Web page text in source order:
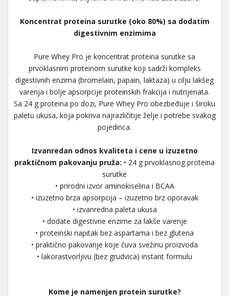
Koncentrat proteina surutke (oko 80%) sa dodatim
digestivnim enzimima
Pure Whey Pro je koncentrat proteina surutke sa
prvoklasnim proteinom surutke koji sadrži kompleks
digestivnih enzima (bromelain, papain, laktaza) u cilju lakšeg
varenja i bolje apsorpcije proteinskih frakcija i nutrijenata.
Sa 24 g proteina po dozi, Pure Whey Pro obezbeđuje i široku
paletu ukusa, koja pokriva najrazličitije želje i potrebe svakog
pojedinca.
Izvanredan odnos kvaliteta i cene u izuzetno
praktičnom pakovanju pruža: • 24 g prvoklasnog proteina
surutke
• prirodni izvor aminokiselina i BCAA
• izuzetno brza apsorpcija – izuzetno brz oporavak
• izvanredna paleta ukusa
• dodate digestivne enzime za lakše varenje
• proteinski napitak bez aspartama i bez glutena
• praktično pakovanje koje čuva svežinu proizvoda
• lakorastvorljivu (bez grudvica) instant formulu
Kome je namenjen protein surutke?